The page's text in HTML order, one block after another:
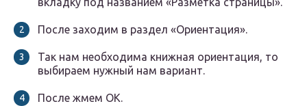
После заходим в раздел «Ориентация».
Так нам необходима книжная ориентация, то
выбираем нужный нам вариант.
После жмем ОК.